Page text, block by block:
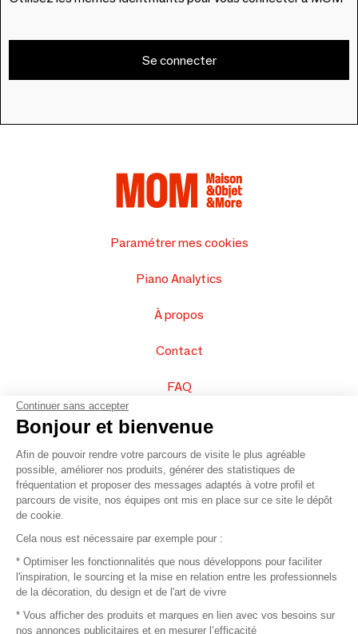
Se connecter
Paramétrer mes cookies
Piano Analytics
À propos
Contact
FAQ
Vendez vos produits
Plan du site
© 2016 –Organisation SAFI
Recrutement
Continuer sans accepter
Bonjour et bienvenue
Afin de pouvoir rendre votre parcours de visite le plus agréable
possible, améliorer nos produits, générer des statistiques de
fréquentation et proposer des messages adaptés à votre profil et
parcours de visite, nos équipes ont mis en place sur ce site le dépôt
de cookie.
Cela nous est nécessaire par exemple pour :
* Optimiser les fonctionnalités que nous développons pour faciliter
l'inspiration, le sourcing et la mise en relation entre les professionnels
de la décoration, du design et de l'art de vivre
* Vous afficher des produits et marques en lien avec vos besoins sur
nos annonces publicitaires et en mesurer l’efficacité